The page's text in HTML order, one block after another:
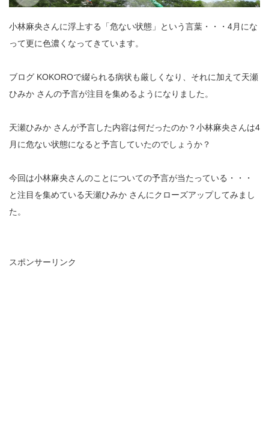
小林麻央さんに浮上する「危ない状態」という言葉・・・4月にな
って更に色濃くなってきています。
ブログ KOKOROで綴られる病状も厳しくなり、それに加えて天瀬
ひみか さんの予言が注目を集めるようになりました。
天瀬ひみか さんが予言した内容は何だったのか？小林麻央さんは4
月に危ない状態になると予言していたのでしょうか？
今回は小林麻央さんのことについての予言が当たっている・・・
と注目を集めている天瀬ひみか さんにクローズアップしてみまし
た。
スポンサーリンク